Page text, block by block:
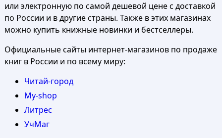
или электронную по самой дешевой цене с доставкой
по России и в другие страны. Также в этих магазинах
можно купить книжные новинки и бестселлеры.
Официальные сайты интернет-магазинов по продаже
книг в России и по всему миру:
Читай-город
My-shop
Литрес
УчМаг